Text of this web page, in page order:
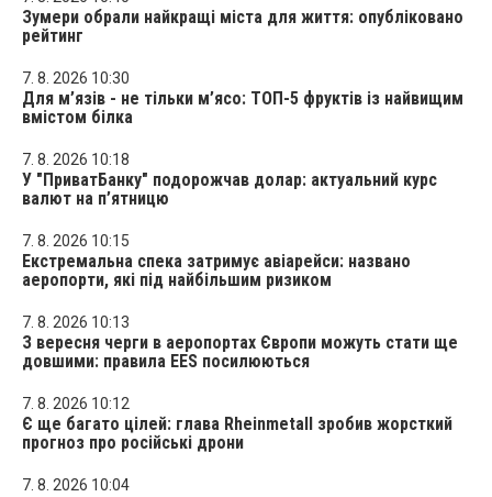
Зумери обрали найкращі міста для життя: опубліковано
рейтинг
7. 8. 2026 10:30
Для м’язів - не тільки м’ясо: ТОП-5 фруктів із найвищим
вмістом білка
7. 8. 2026 10:18
У "ПриватБанку" подорожчав долар: актуальний курс
валют на п’ятницю
7. 8. 2026 10:15
Екстремальна спека затримує авіарейси: названо
аеропорти, які під найбільшим ризиком
7. 8. 2026 10:13
З вересня черги в аеропортах Європи можуть стати ще
довшими: правила EES посилюються
7. 8. 2026 10:12
Є ще багато цілей: глава Rheinmetall зробив жорсткий
прогноз про російські дрони
7. 8. 2026 10:04